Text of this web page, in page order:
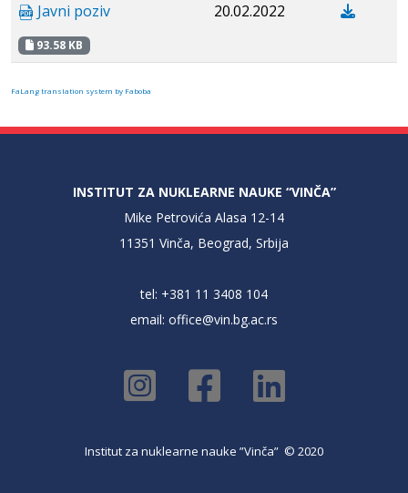
Javni poziv
93.58 KB
20.02.2022
FaLang translation system by Faboba
INSTITUT ZA NUKLEARNE NAUKE “VINČA”
Mike Petrovića Alasa 12-14
11351 Vinča, Beograd, Srbija
tel: +381 11 3408 104
email: office@vin.bg.ac.rs
Institut za nuklearne nauke ”Vinča” © 2020